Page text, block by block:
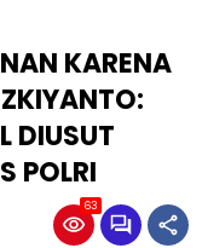
KARENA
DIUSUT
POLRI
63